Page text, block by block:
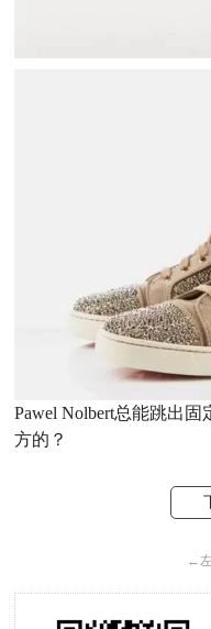
Pawel Nolbert总能跳出
方的？
←